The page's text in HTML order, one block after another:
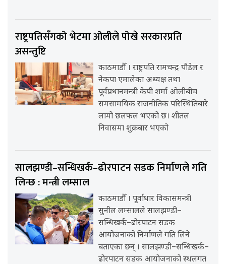
राष्ट्रपतिसँगको भेटमा ओलीले पोखे सरकारप्रति
असन्तुष्टि
काठमाडौँ । राष्ट्रपति रामचन्द्र पौडेल र
नेकपा एमालेका अध्यक्ष तथा
पूर्वप्रधानमन्त्री केपी शर्मा ओलीबीच
समसामयिक राजनीतिक परिस्थितिबारे
लामो छलफल भएको छ। शीतल
निवासमा शुक्रबार भएको
सालझण्डी–सन्धिखर्क–ढोरपाटन सडक निर्माणले गति
लिन्छ : मन्त्री लम्साल
काठमाडौँ । पूर्वाधार विकासमन्त्री
सुनील लम्सालले सालझण्डी–
सन्धिखर्क–ढोरपाटन सडक
आयोजनाको निर्माणले गति लिने
बताएका छन् । सालझण्डी–सन्धिखर्क–
ढोरपाटन सडक आयोजनाको स्थलगत